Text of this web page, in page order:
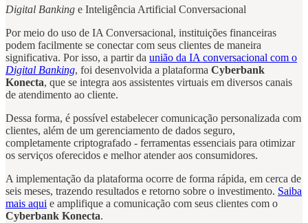
Digital Banking e Inteligência Artificial Conversacional
Por meio do uso de IA Conversacional, instituições financeiras
podem facilmente se conectar com seus clientes de maneira
significativa. Por isso, a partir da união da IA conversacional com o
Digital Banking, foi desenvolvida a plataforma Cyberbank
Konecta, que se integra aos assistentes virtuais em diversos canais
de atendimento ao cliente.
Dessa forma, é possível estabelecer comunicação personalizada com
clientes, além de um gerenciamento de dados seguro,
completamente criptografado - ferramentas essenciais para otimizar
os serviços oferecidos e melhor atender aos consumidores.
A implementação da plataforma ocorre de forma rápida, em cerca de
seis meses, trazendo resultados e retorno sobre o investimento. Saiba
mais aqui e amplifique a comunicação com seus clientes com o
Cyberbank Konecta.